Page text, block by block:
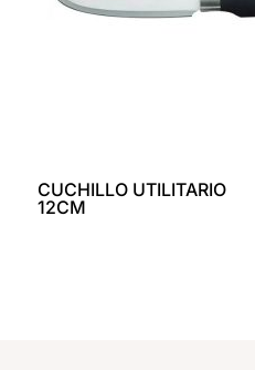
CUCHILLO UTILITARIO
12CM